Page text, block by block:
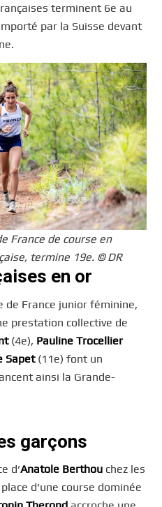
terminent 6e au
par la Suisse devant
France de course en
termine 19e. © DR
en or
de France junior féminine,
prestation collective de
(4e), Pauline Trocellier
Sapet(11e) font un
ainsi la Grande-
garçons
d’Anatole Berthou chez les
d’une course dominée